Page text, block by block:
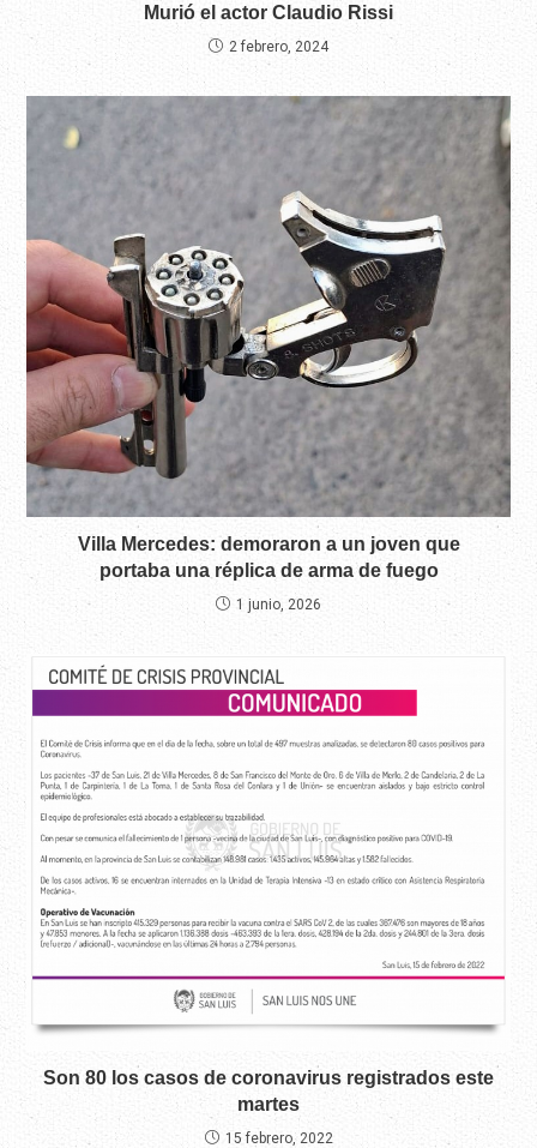
Murió el actor Claudio Rissi
2 febrero, 2024
Villa Mercedes: demoraron a un joven que
portaba una réplica de arma de fuego
1 junio, 2026
Son 80 los casos de coronavirus registrados este
martes
15 febrero, 2022